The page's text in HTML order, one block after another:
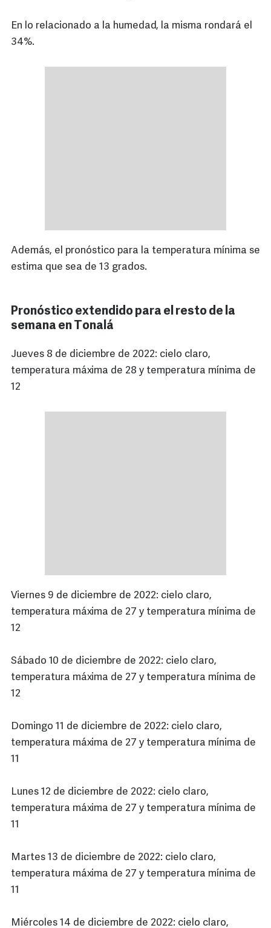
En lo relacionado a la humedad, la misma rondará el
34%.
Además, el pronóstico para la temperatura mínima se
estima que sea de 13 grados.
Pronóstico extendido para el resto de la
semana en Tonalá
Jueves 8 de diciembre de 2022: cielo claro,
temperatura máxima de 28 y temperatura mínima de
12
Viernes 9 de diciembre de 2022: cielo claro,
temperatura máxima de 27 y temperatura mínima de
12
Sábado 10 de diciembre de 2022: cielo claro,
temperatura máxima de 27 y temperatura mínima de
12
Domingo 11 de diciembre de 2022: cielo claro,
temperatura máxima de 27 y temperatura mínima de
11
Lunes 12 de diciembre de 2022: cielo claro,
temperatura máxima de 27 y temperatura mínima de
11
Martes 13 de diciembre de 2022: cielo claro,
temperatura máxima de 27 y temperatura mínima de
11
Miércoles 14 de diciembre de 2022: cielo claro,